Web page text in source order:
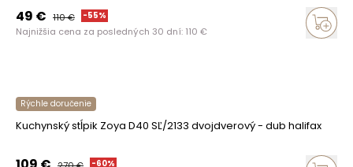
49 € 110€ -55%
Najnižšia cena za posledných 30 dní: 110 €
Rýchle doručenie
Kuchynský stĺpik Zoya D40 SĽ/2133 dvojdverový - dub halifax
-60%